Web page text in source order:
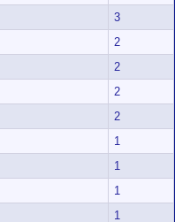
3
2
2
2
2
1
1
1
1